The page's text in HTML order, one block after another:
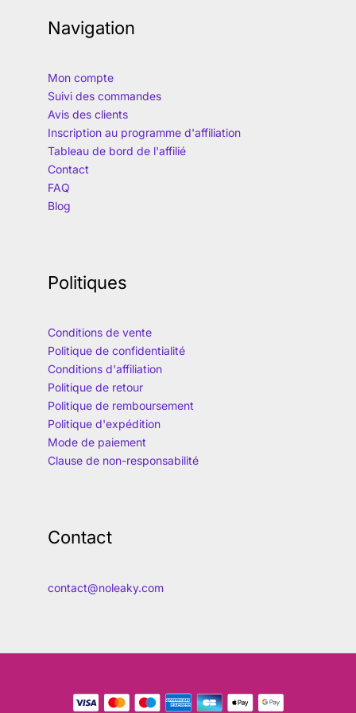
Navigation
Mon compte
Suivi des commandes
Avis des clients
Inscription au programme d'affiliation
Tableau de bord de l'affilié
Contact
FAQ
Blog
Politiques
Conditions de vente
Politique de confidentialité
Conditions d'affiliation
Politique de retour
Politique de remboursement
Politique d'expédition
Mode de paiement
Clause de non-responsabilité
Contact
contact@noleaky.com